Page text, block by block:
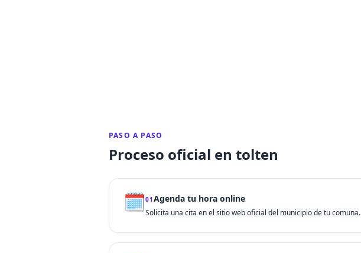
PASO A PASO
Proceso oficial en tolten
🗓️01Agenda tu hora online
Solicita una cita en el sitio web oficial del municipio de tu comuna.